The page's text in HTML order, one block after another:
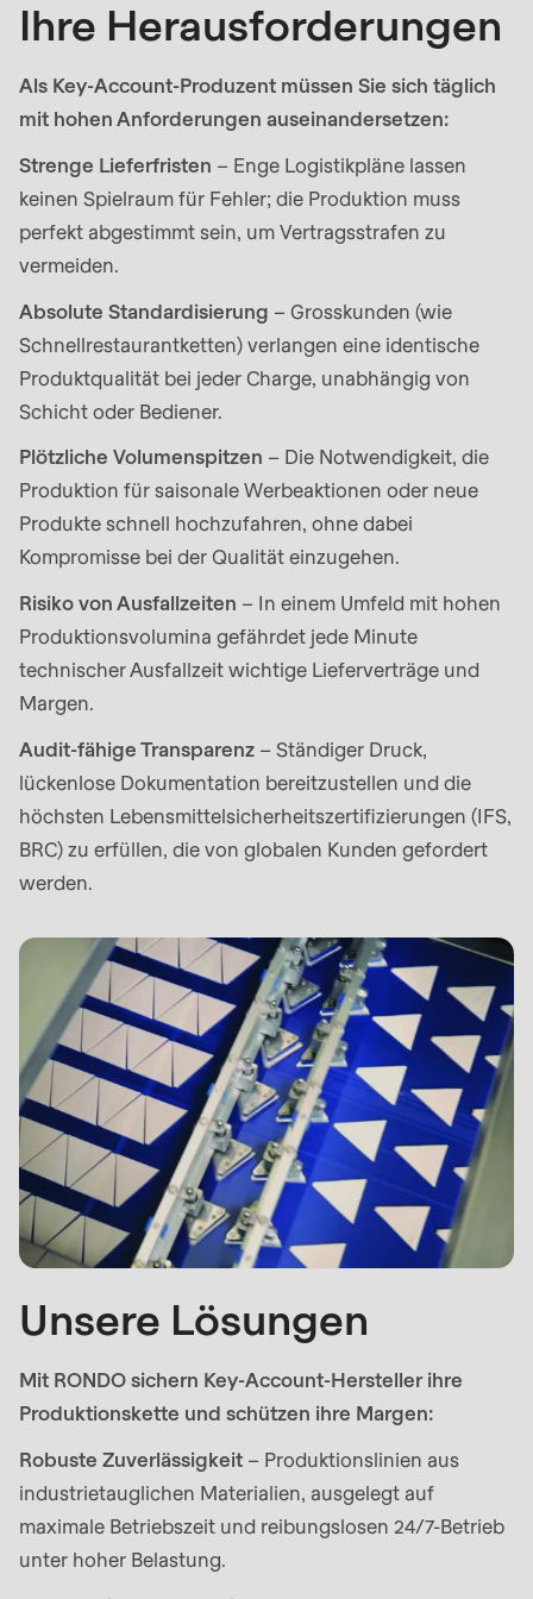
of
function:
mb_substr():
Passing
null
to
parameter
#1
($string)
type
string
is
deprecated
in
Drupal\rondo_contact\ContactService-
>Drupal\rondo_contact\
{closure}
()
(line
597
of
modules/custom/rondo_contact/src/
Deprecated
function:
mb_substr():
Passing
null
to
parameter
#1
($string)
of
type
is
deprecated
in
>Drupal\rondo_contact\
{closure}
()
(line
Ihre Herausforderungen
Als Key-Account-Produzent müssen Sie sich täglich
mit hohen Anforderungen auseinandersetzen:
Strenge Lieferfristen – Enge Logistikpläne lassen
keinen Spielraum für Fehler; die Produktion muss
perfekt abgestimmt sein, um Vertragsstrafen zu
vermeiden.
Absolute Standardisierung – Grosskunden (wie
Schnellrestaurantketten) verlangen eine identische
Produktqualität bei jeder Charge, unabhängig von
Schicht oder Bediener.
Plötzliche Volumenspitzen – Die Notwendigkeit, die
Produktion für saisonale Werbeaktionen oder neue
Produkte schnell hochzufahren, ohne dabei
Kompromisse bei der Qualität einzugehen.
Risiko von Ausfallzeiten – In einem Umfeld mit hohen
Produktionsvolumina gefährdet jede Minute
technischer Ausfallzeit wichtige Lieferverträge und
Margen.
Audit-fähige Transparenz – Ständiger Druck,
lückenlose Dokumentation bereitzustellen und die
höchsten Lebensmittelsicherheitszertifizierungen (IFS,
BRC) zu erfüllen, die von globalen Kunden gefordert
werden.
Unsere Lösungen
Mit RONDO sichern Key-Account-Hersteller ihre
Produktionskette und schützen ihre Margen:
Robuste Zuverlässigkeit – Produktionslinien aus
industrietauglichen Materialien, ausgelegt auf
maximale Betriebszeit und reibungslosen 24/7-Betrieb
unter hoher Belastung.